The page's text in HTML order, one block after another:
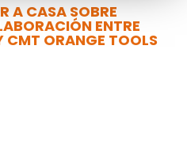
A CASA SOBRE
ENTRE
CMT ORANGE TOOLS